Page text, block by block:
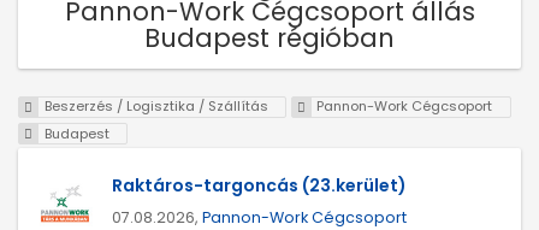
Pannon-Work Cégcsoport állás
Budapest régióban
Beszerzés / Logisztika / Szállítás
Pannon-Work Cégcsoport
Budapest
Raktáros-targoncás (23.kerület)
07.08.2026, Pannon-Work Cégcsoport